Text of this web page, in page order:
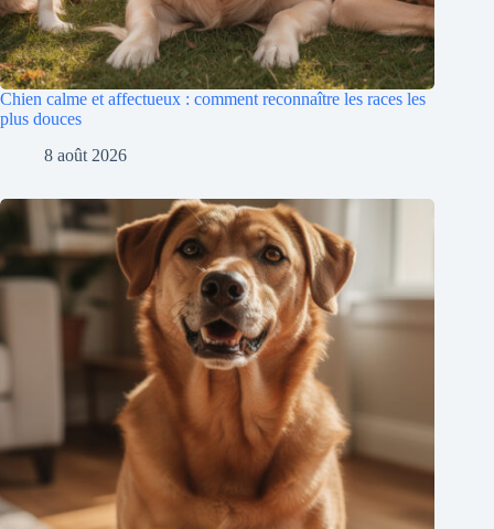
Chien calme et affectueux : comment reconnaître les races les
plus douces
8 août 2026